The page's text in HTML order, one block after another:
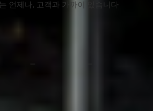
는 언제나, 고객과 가까이 있습니다